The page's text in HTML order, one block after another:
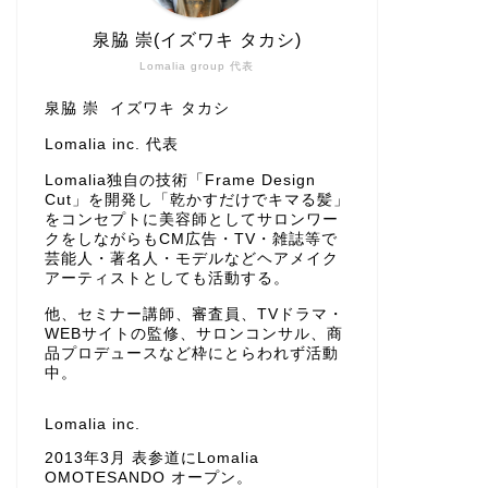
Lomalia group 代表
泉脇 崇(イズワキ タカシ)
泉脇 崇 イズワキ タカシ
Lomalia inc. 代表
Lomalia独自の技術「Frame Design
Cut」を開発し「乾かすだけでキマる髪」
をコンセプトに美容師としてサロンワー
クをしながらもCM広告・TV・雑誌等で
芸能人・著名人・モデルなどヘアメイク
アーティストとしても活動する。
他、セミナー講師、審査員、TVドラマ・
WEBサイトの監修、サロンコンサル、商
品プロデュースなど枠にとらわれず活動
中。
Lomalia inc.
2013年3月 表参道にLomalia
OMOTESANDO オープン。